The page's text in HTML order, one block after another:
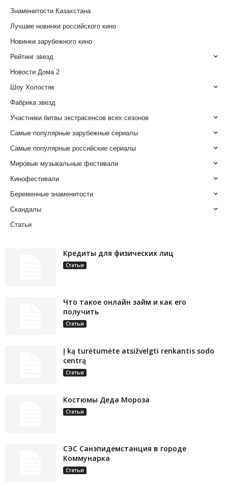
Знаменитости Казахстана
Лучшие новинки российского кино
Новинки зарубежного кино
Рейтинг звезд
Новости Дома 2
Шоу Холостяк
Фабрика звезд
Участники битвы экстрасенсов всех сезонов
Самые популярные зарубежные сериалы
Самые популярные российские сериалы
Мировые музыкальные фестивали
Кинофестивали
Беременные знаменитости
Скандалы
Статьи
Кредиты для физических лиц
Статьи
Что такое онлайн займ и как его
получить
Статьи
Į ką turėtumėte atsižvelgti renkantis sodo
centrą
Статьи
Костюмы Деда Мороза
Статьи
СЭС Санэпидемстанция в городе
Коммунарка
Статьи